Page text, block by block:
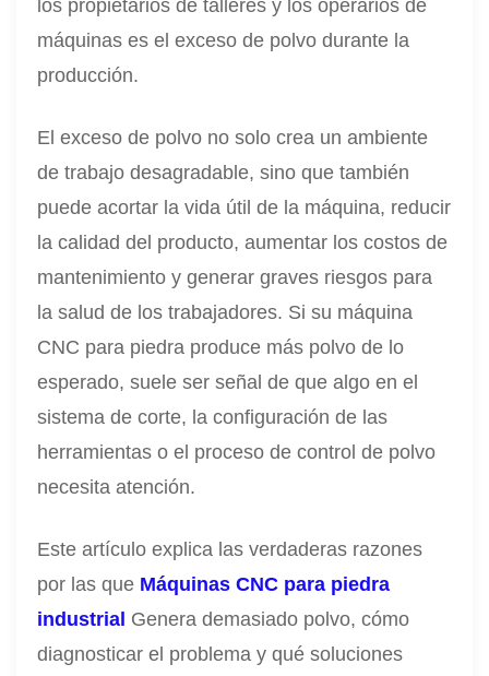
los propietarios de talleres y los operarios de
máquinas es el exceso de polvo durante la
producción.
El exceso de polvo no solo crea un ambiente
de trabajo desagradable, sino que también
puede acortar la vida útil de la máquina, reducir
la calidad del producto, aumentar los costos de
mantenimiento y generar graves riesgos para
la salud de los trabajadores. Si su máquina
CNC para piedra produce más polvo de lo
esperado, suele ser señal de que algo en el
sistema de corte, la configuración de las
herramientas o el proceso de control de polvo
necesita atención.
Este artículo explica las verdaderas razones
por las que Máquinas CNC para piedra
industrial Genera demasiado polvo, cómo
diagnosticar el problema y qué soluciones